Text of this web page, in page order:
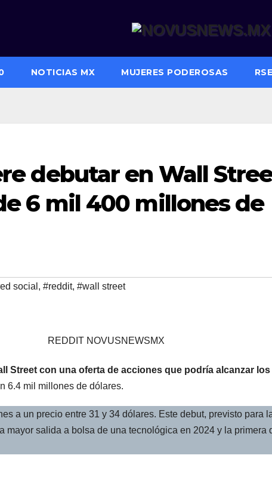
NOTICIAS MX MUJERES PODEROSAS RSE
debutar en Wall
6 mil 400 millones de
social , #reddit, #wall street
REDDIT NOVUSNEWSMX
Street con una oferta de acciones que podría alcanzar
6.4 mil millones de dólares.
a un precio entre 31 y 34 dólares. Este debut, previsto para
mayor salida a bolsa de una tecnológica en 2024 y la primera